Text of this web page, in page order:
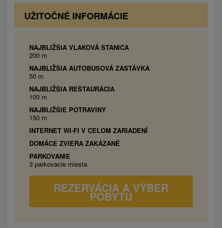
Štvorlôžková spálňa:1x manželská posteľ,
2x prístelka (pohovka), WiFi.
Kuchynský kút:chladnička, mikrovlnná rúra,
keramická varná doska.
Kúpeľňa s toaletou:umývadlo, sprchovací
kút.
UŽITOČNÉ INFORMÁCIE
NAJBLIŽŠIA VLAKOVÁ STANICA
200 m
NAJBLIŽŠIA AUTOBUSOVÁ ZASTÁVKA
50 m
NAJBLIŽŠIA REŠTAURÁCIA
100 m
NAJBLIŽŠIE POTRAVINY
150 m
INTERNET WI-FI V CELOM ZARIADENÍ
DOMÁCE ZVIERA ZAKÁZANÉ
PARKOVANIE
3 parkovacie miesta
REZERVÁCIA A VÝBER
POBYTU